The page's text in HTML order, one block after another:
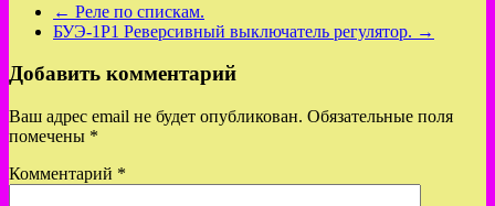
← Реле по спискам.
БУЭ-1Р1 Реверсивный выключатель регулятор. →
Добавить комментарий
Ваш адрес email не будет опубликован. Обязательные поля
помечены *
Комментарий *